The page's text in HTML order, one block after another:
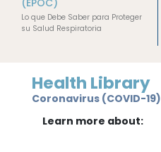
(EPOC)
Lo que Debe Saber para Proteger
su Salud Respiratoria
Health Library
Coronavirus (COVID-19)
Learn more about: